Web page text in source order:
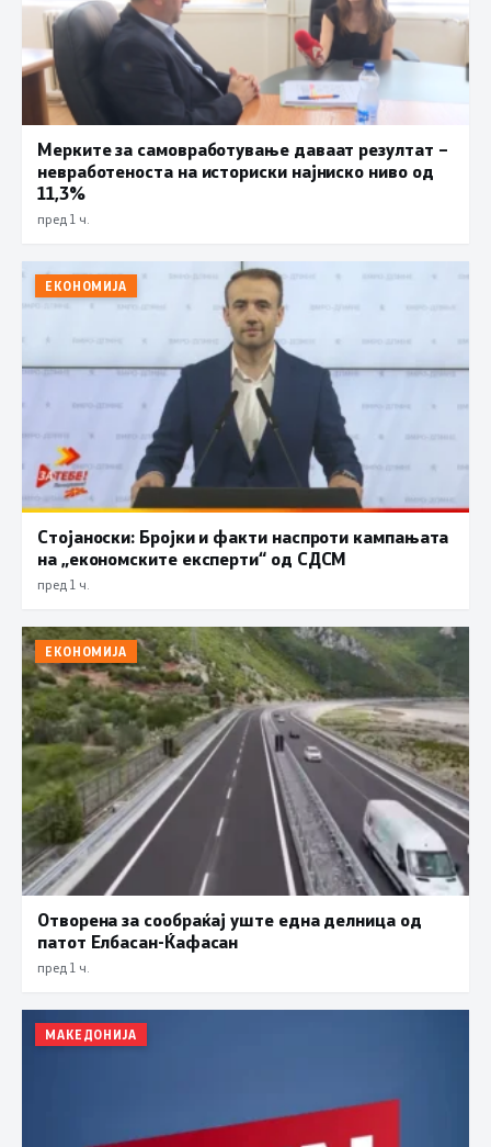
Мерките за самовработување даваат резултат –
невработеноста на историски најниско ниво од
11,3%
пред 1 ч.
ЕКОНОМИЈА
Стојаноски: Бројки и факти наспроти кампањата
на „економските експерти“ од СДСM
пред 1 ч.
ЕКОНОМИЈА
Отворена за сообраќај уште една делница од
патот Елбасан-Ќафасан
пред 1 ч.
МАКЕДОНИЈА